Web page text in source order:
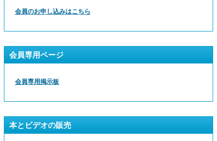
会員のお申し込みはこちら
会員専用ページ
会員専用掲示板
本とビデオの販売